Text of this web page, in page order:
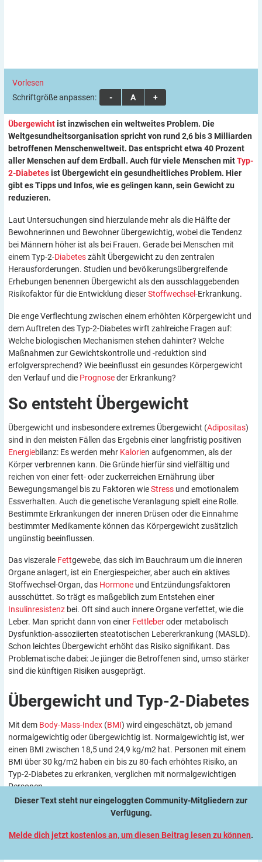
Vorlesen
Schriftgröße anpassen:
A A A
Übergewichtist inzwischen ein weltweites Problem. Die
Weltgesundheitsorganisation spricht von rund 2,6 bis 3 Milliarden
betroffenen Menschenweltweit. Das entspricht etwa 40 Prozent
aller Menschen auf dem Erdball. Auch für viele Menschen mitTyp-
2-DiabetesistÜbergewicht ein gesundheitliches Problem. Hier
gibt es Tipps und Infos, wie es gelingen kann, sein Gewicht zu
reduzieren.
Laut Untersuchungen sind hierzulande mehr als die Hälfte der
Bewohnerinnen und Bewohner übergewichtig, wobei die Tendenz
bei Männern höher ist als bei Frauen. Gerade bei Menschen mit
einem Typ-2-Diabeteszählt Übergewicht zu den zentralen
Herausforderungen. Studien und bevölkerungsübergreifende
Erhebungen benennen Übergewicht als den ausschlaggebenden
Risikofaktor für die Entwicklung dieserStoffwechsel-Erkrankung.
Die enge Verflechtung zwischen einem erhöhten Körpergewicht und
dem Auftreten des Typ-2-Diabetes wirft zahlreiche Fragen auf:
Welche biologischen Mechanismen stehen dahinter? Welche
Maßnahmen zur Gewichtskontrolle und -reduktion sind
erfolgversprechend? Wie beeinflusst ein gesundes Körpergewicht
den Verlauf und die Prognoseder Erkrankung?
So entsteht Übergewicht
Übergewicht und insbesondere extremes Übergewicht (Adipositas)
sind in den meisten Fällen das Ergebnis einer langfristig positiven
Energiebilanz: Es werden mehr Kalorien aufgenommen, als der
Körper verbrennen kann. Die Gründe hierfür sind vielfältig und
reichen von einer fett- oder zuckerreichen Ernährung über
Bewegungsmangel bis zu Faktoren wieStress und emotionalem
Essverhalten. Auch die genetische Veranlagung spielt eine Rolle.
Bestimmte Erkrankungen der inneren Drüsen oder die Einnahme
bestimmter Medikamente können das Körpergewicht zusätzlich
ungünstig beeinflussen.
Das viszerale Fettgewebe, das sich im Bauchraum um die inneren
Organe anlagert, ist ein Energiespeicher, aber auch ein aktives
Stoffwechsel-Organ, das Hormone und Entzündungsfaktoren
ausschüttet. So trägt es maßgeblich zum Entstehen einer
Insulinresistenz bei. Oft sind auch innere Organe verfettet, wie die
Leber. Man spricht dann von einer Fettleberoder metabolisch
Dysfunktion-assoziierten steatotischen Lebererkrankung (MASLD).
Schon leichtes Übergewicht erhöht das Risiko signifikant. Das
Problematische dabei: Je jünger die Betroffenen sind, umso stärker
sind die künftigen Risiken ausgeprägt.
Übergewicht und Typ-2-Diabetes
Mit dem Body-Mass-Index (BMI) wird eingeschätzt, ob jemand
normalgewichtig oder übergewichtig ist. Normalgewichtig ist, wer
einen BMI zwischen 18,5 und 24,9 kg/m2 hat. Personen mit einem
BMI über 30 kg/m2 haben ein bis zu 80-fach erhöhtes Risiko, an
Typ-2-Diabetes zu erkranken, verglichen mit normalgewichtigen
Personen.
Dieser Text steht nur eingeloggten Community-Mitgliedern zur
Verfügung.
Melde dich jetzt kostenlos an, um diesen Beitrag lesen zu können.